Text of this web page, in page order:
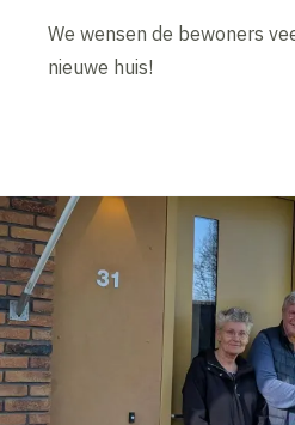
We wensen de bewoners
nieuwe huis!